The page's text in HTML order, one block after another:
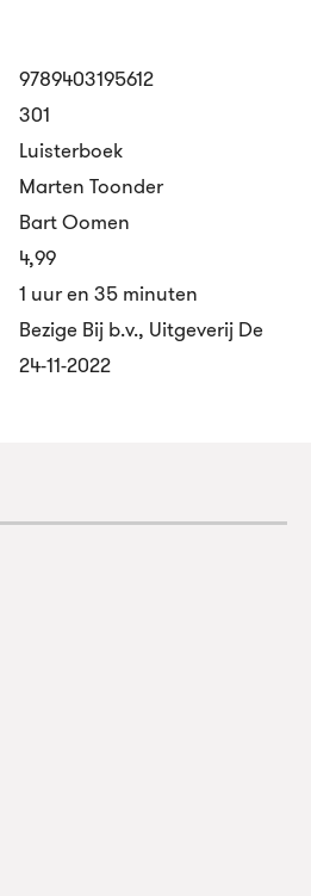
9789403195612
301
Luisterboek
Marten Toonder
Bart Oomen
4,99
1 uur en 35 minuten
Bezige Bij b.v., Uitgeverij De
24-11-2022